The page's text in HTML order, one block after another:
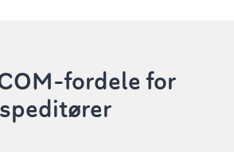
fordele for
speditører